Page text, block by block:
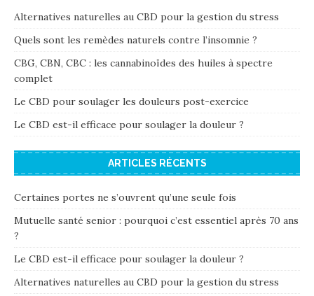
Alternatives naturelles au CBD pour la gestion du stress
Quels sont les remèdes naturels contre l’insomnie ?
CBG, CBN, CBC : les cannabinoïdes des huiles à spectre
complet
Le CBD pour soulager les douleurs post-exercice
Le CBD est-il efficace pour soulager la douleur ?
ARTICLES RÉCENTS
Certaines portes ne s’ouvrent qu’une seule fois
Mutuelle santé senior : pourquoi c’est essentiel après 70 ans
?
Le CBD est-il efficace pour soulager la douleur ?
Alternatives naturelles au CBD pour la gestion du stress